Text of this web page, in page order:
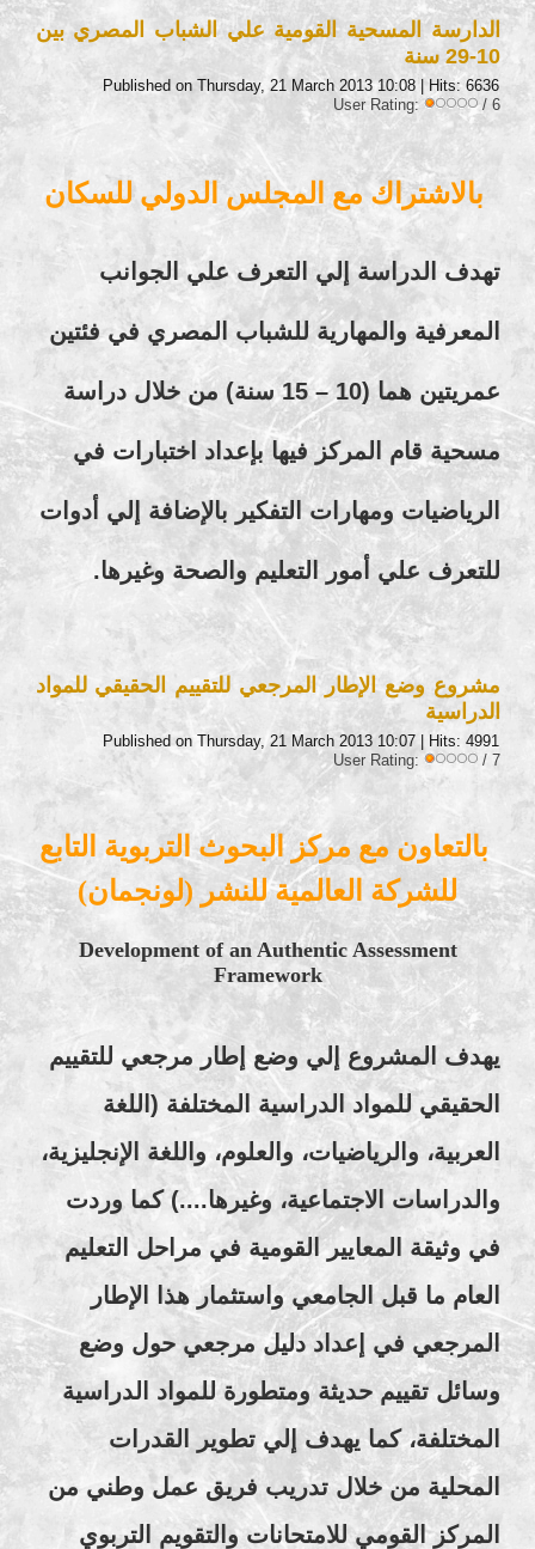
الدارسة المسحية القومية علي الشباب المصري بين
10-29 سنة
Published on Thursday, 21 March 2013 10:08| Hits: 6636
User Rating:
/ 6
بالاشتراك مع المجلس الدولي للسكان
تهدف الدراسة إلي التعرف علي الجوانب
المعرفية والمهارية للشباب المصري في فئتين
عمريتين هما (10 – 15 سنة) من خلال دراسة
مسحية قام المركز فيها بإعداد اختبارات في
الرياضيات ومهارات التفكير بالإضافة إلي أدوات
للتعرف علي أمور التعليم والصحة وغيرها.
مشروع وضع الإطار المرجعي للتقييم الحقيقي للمواد
الدراسية
Published on Thursday, 21 March 2013 10:07| Hits: 4991
User Rating:
/ 7
بالتعاون مع مركز البحوث التربوية التابع
للشركة العالمية للنشر (لونجمان)
Development of an Authentic Assessment
Framework
يهدف المشروع إلي وضع إطار مرجعي للتقييم
الحقيقي للمواد الدراسية المختلفة (اللغة
العربية، والرياضيات، والعلوم، واللغة الإنجليزية،
والدراسات الاجتماعية، وغيرها....) كما وردت
في وثيقة المعايير القومية في مراحل التعليم
العام ما قبل الجامعي واستثمار هذا الإطار
المرجعي في إعداد دليل مرجعي حول وضع
وسائل تقييم حديثة ومتطورة للمواد الدراسية
المختلفة، كما يهدف إلي تطوير القدرات
المحلية من خلال تدريب فريق عمل وطني من
المركز القومي للامتحانات والتقويم التربوي